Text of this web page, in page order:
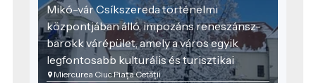
Mikó-vár Csíkszereda történelmi
központjában álló, impozáns reneszánsz-
barokk várépület, amely a város egyik
legfontosabb kulturális és turisztikai
látnivalója. A névadó Mikó Ferenc, Csík
Miercurea Ciuc Piața Cetății